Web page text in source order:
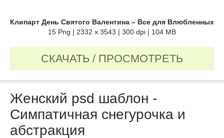
Клипарт День Святого Валентина – Все для Влюбленных
15 Png | 2332 x 3543 | 300 dpi | 104 MB
СКАЧАТЬ / ПРОСМОТРЕТЬ
Женский psd шаблон -
Симпатичная снегурочка и
абстракция